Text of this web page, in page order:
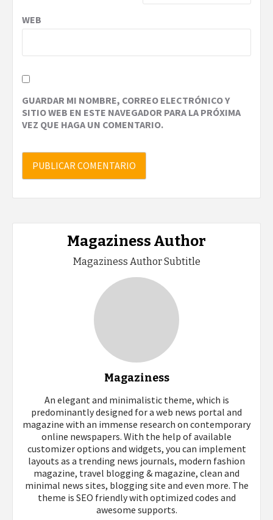
WEB
GUARDAR MI NOMBRE, CORREO ELECTRÓNICO Y
SITIO WEB EN ESTE NAVEGADOR PARA LA PRÓXIMA
VEZ QUE HAGA UN COMENTARIO.
Magaziness Author
Magaziness Author Subtitle
Magaziness
An elegant and minimalistic theme, which is
predominantly designed for a web news portal and
magazine with an immense research on contemporary
online newspapers. With the help of available
customizer options and widgets, you can implement
layouts as a trending news journals, modern fashion
magazine, travel blogging & magazine, clean and
minimal news sites, blogging site and even more. The
theme is SEO friendly with optimized codes and
awesome supports.